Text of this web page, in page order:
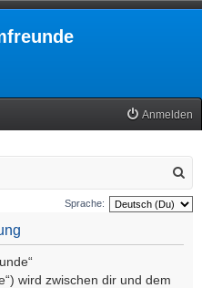
Anmelden
u
c
Sprache:
wird zwischen dir und dem